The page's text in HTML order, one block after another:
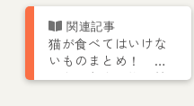
猫が食べてはいけな
いものまとめ！ 特
に危険な食べ物・植